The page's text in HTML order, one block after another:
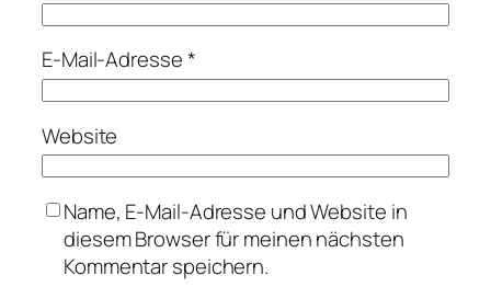
E-Mail-Adresse*
Website
Name, E-Mail-Adresse und Website in
diesem Browser für meinen nächsten
Kommentar speichern.